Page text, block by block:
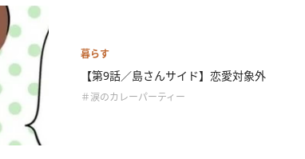
暮らす
【第9話／島さんサイド】恋愛対象外
＃涙のカレーパーティー